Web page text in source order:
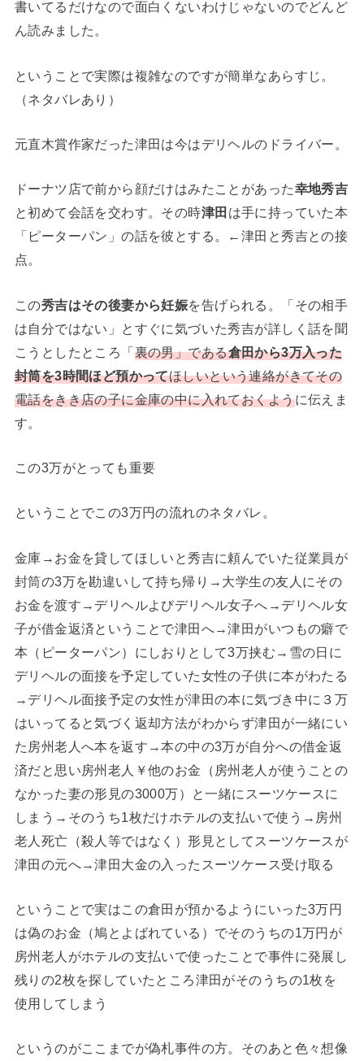
書いてるだけなので面白くないわけじゃないのでどんど
ん読みました。
ということで実際は複雑なのですが簡単なあらすじ。
（ネタバレあり）
元直木賞作家だった津田は今はデリヘルのドライバー。
ドーナツ店で前から顔だけはみたことがあった幸地秀吉
と初めて会話を交わす。その時津田 は手に持っていた本
「ピーターパン」の話を彼とする。←津田と秀吉との接
点。
この秀吉はその後妻から妊娠を告げられる。「その相手
は自分ではない」とすぐに気づいた秀吉が詳しく話を聞
こうとしたところ「裏の男」である倉田から3万入った
封筒を3時間ほど預かってほしいという連絡がきてその
電話をきき店の子に金庫の中に入れておくように伝えま
す。
この3万がとっても重要
ということでこの3万円の流れのネタバレ。
金庫→お金を貸してほしいと秀吉に頼んでいた従業員が
封筒の3万を勘違いして持ち帰り→大学生の友人にその
お金を渡す→デリヘルよびデリヘル女子へ→デリヘル女
子が借金返済ということで津田へ→津田がいつもの癖で
本（ピーターパン）にしおりとして3万挟む→雪の日に
デリヘルの面接を予定していた女性の子供に本がわたる
→デリヘル面接予定の女性が津田の本に気づき中に３万
はいってると気づく返却方法がわからず津田が一緒にい
た房州老人へ本を返す→本の中の3万が自分への借金返
済だと思い房州老人￥他のお金（房州老人が使うことの
なかった妻の形見の3000万）と一緒にスーツケースに
しまう→そのうち1枚だけホテルの支払いで使う→房州
老人死亡（殺人等ではなく）形見としてスーツケースが
津田の元へ→津田大金の入ったスーツケース受け取る
ということで実はこの倉田が預かるようにいった3万円
は偽のお金（鳩とよばれている）でそのうちの1万円が
房州老人がホテルの支払いで使ったことで事件に発展し
残りの2枚を探していたところ津田がそのうちの1枚を
使用してしまう
というのがここまでが偽札事件の方。そのあと色々想像